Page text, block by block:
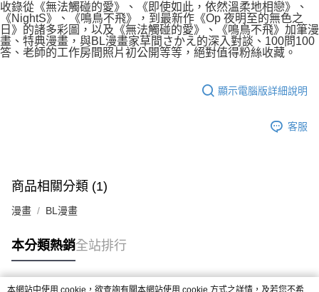
３．未成年的使用者請事先徵得法定代理人或監護人之同意方可使用
「AFTEE先享後付」，若未經同意申辦者引起之損失，本公司不負相關責
任。
４．使用「AFTEE先享後付」時，將依據個別帳號之用戶狀況，依本公司即
時審查核予不同之上限額度；若仍有額度不足之情形，本公司將視審查結果
５．嚴禁一人註冊多個帳號或使用他人資訊註冊。若發現惡意使用之情形，
恩沛科技股份有限公司將有權停止該用戶之使用額度並採取法律行動。
宅配
每筆NT$100，滿NT$800(含以上)免運費
收錄從《無法觸碰的愛》、《即使如此，依然溫柔地相戀》、
《NightS》、《鳴鳥不飛》，到最新作《Op 夜明至的無色之
日》的諸多彩圖，以及《無法觸碰的愛》、《鳴鳥不飛》加筆漫
畫、特典漫畫，與BL漫畫家草間さかえ的深入對談、100問100
答、老師的工作房間照片初公開等等，絕對值得粉絲收藏。
顯示電腦版詳細說明
客服
商品相關分類 (1)
漫畫 BL漫畫
本分類熱銷全站排行
本網站中使用 cookie，欲查詢有關本網站使用 cookie 方式之詳情，及若您不希